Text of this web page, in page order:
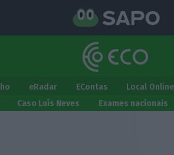
eRadar EContas Local Online
Caso Luís Neves Exames nacionais